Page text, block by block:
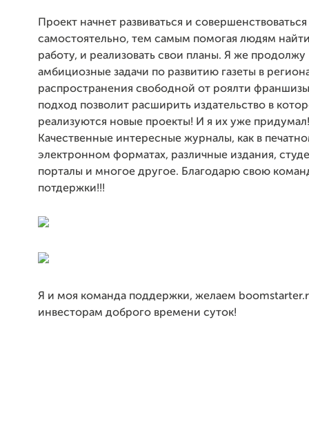
Проект начнет развиваться и совершенствоваться
самостоятельно, тем самым помогая людям
работу, и реализовать свои планы. Я же продолжу
амбициозные задачи по развитию газеты в
распространения свободной от роялти
подход позволит расширить издательство в
реализуются новые проекты! И я их уже
Качественные интересные журналы, как в
электронном форматах, различные издания,
порталы и многое другое. Благодарю свою
потдержки!!!
Я и моя команда поддержки, желаем
инвесторам доброго времени суток!